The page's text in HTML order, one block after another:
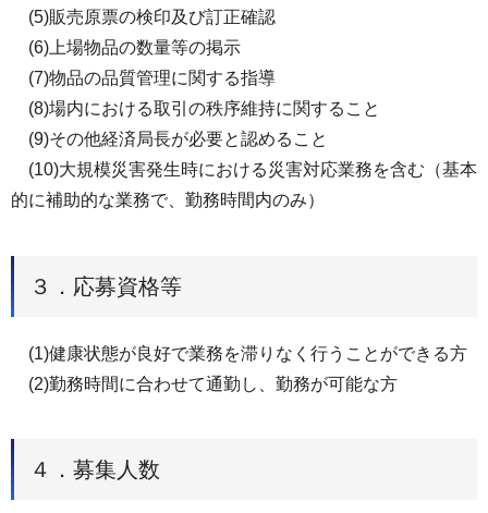
(5)販売原票の検印及び訂正確認
(6)上場物品の数量等の掲示
(7)物品の品質管理に関する指導
(8)場内における取引の秩序維持に関すること
(9)その他経済局長が必要と認めること
(10)大規模災害発生時における災害対応業務を含む（基本
的に補助的な業務で、勤務時間内のみ）
３．応募資格等
(1)健康状態が良好で業務を滞りなく行うことができる方
(2)勤務時間に合わせて通勤し、勤務が可能な方
４．募集人数